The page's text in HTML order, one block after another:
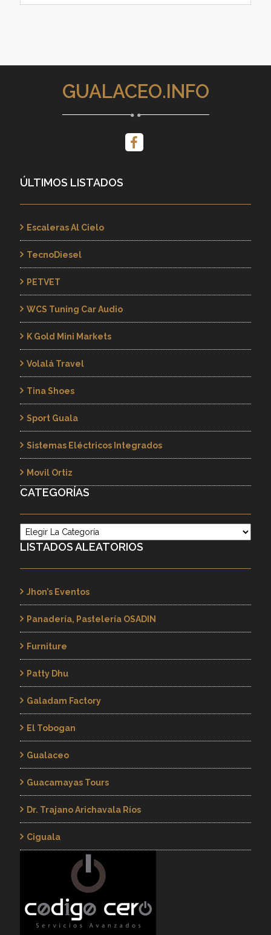
GUALACEO.INFO
ÚLTIMOS LISTADOS
Escaleras Al Cielo
TecnoDiesel
PETVET
WCS Tuning Car Audio
K Gold Mini Markets
Volalá Travel
Tina Shoes
Sport Guala
Sistemas Eléctricos Integrados
Movil Ortiz
CATEGORÍAS
Categorías
LISTADOS ALEATORIOS
Jhon’s Eventos
Panadería, Pastelería OSADIN
Furniture
Patty Dhu
Galadam Factory
El Tobogan
Gualaceo
Guacamayas Tours
Dr. Trajano Arichavala Ríos
Ciguala